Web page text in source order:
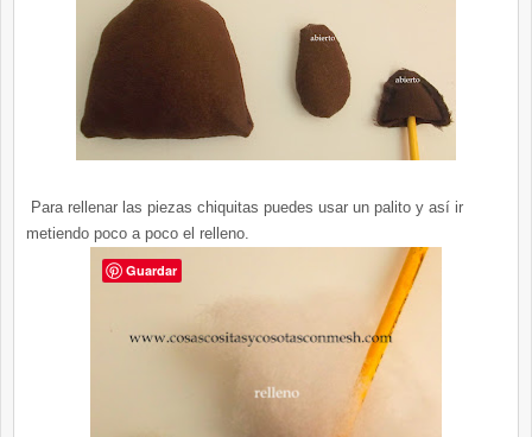
Para rellenar las piezas chiquitas puedes usar un palito y así ir
metiendo poco a poco el relleno.
Guardar